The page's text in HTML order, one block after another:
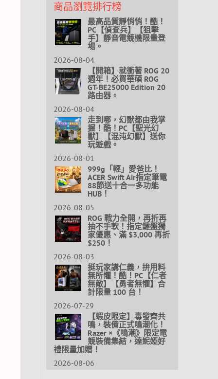
商品瀏覽排行榜
最高品質靜悄悄！酷！
PC【偵查兵】【狙擊
手】靜音電競機限量登
場。
2026-08-04
【開箱】就衝著 ROG 20
週年！必買華碩 ROG
GT-BE25000 Edition 20
路由器。
2026-08-04
走到哪，幻獸都由我掌
握！酷！PC【聖光幻
獸】【混沌幻獸】送你
玩遊戲。
2026-08-01
999g「輕」愛爸比！
ACER Swift Air指定筆電
88節送十合一多功能
HUB！
2026-08-05
ROG 戰力全開，再折再
抽不手軟！指定鍵盤獨
家優惠、滿 $3,000 再折
$250！
2026-08-03
挺玩家講仁義，拚用料
無所懼！酷！PC【仁者
無敵】【勇者無懼】合
計限量 100 台！
2026-07-29
【蝦皮限定】毒發齊共
鳴，裝備正式鳴潮化！
Razer ×《鳴潮》限定電
競裝備集結，達妮婭好
禮限量加贈！
2026-08-06